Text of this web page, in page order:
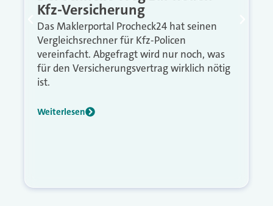
Kfz-Versicherung
Das Maklerportal Procheck24 hat seinen
Vergleichsrechner für Kfz-Policen
vereinfacht. Abgefragt wird nur noch, was
für den Versicherungsvertrag wirklich nötig
ist.
Weiterlesen